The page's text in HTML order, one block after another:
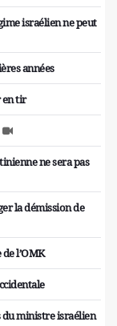
israélien ne peut
années
en tir
ne sera pas
la démission de
l’OMK
ministre israélien